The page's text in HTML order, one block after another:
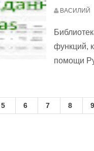
ВАСИЛИЙ
функций,
помощи
5 6 7 8 9